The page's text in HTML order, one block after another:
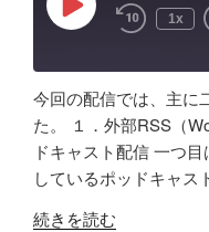
音
ほ
か
配
信
初
心
録。
集・
構
成
ま
で！
能？
ロ
ー
ン
AI
の
Play
Episode 1x
Amazon
RSS
RSS FEED
SHARE
LINK
EMBED
今回の配信では、主に
た。 １．外部RSS（
ドキャスト配信 一つ
しているポッドキャ
"素
続きを読む